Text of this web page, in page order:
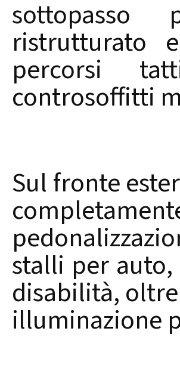
sottopasso
ristrutturato
percorsi
controsoffitti
Sul fronte
stalli per
disabilità,
illuminazione